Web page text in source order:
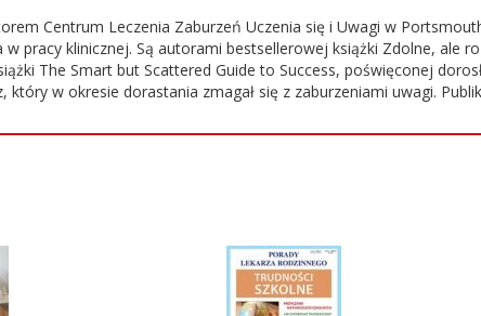
Centrum Leczenia Zaburzeń Uczenia się i Uwagi w
pracy klinicznej. Są autorami bestsellerowej książki Zdolne, ale
The Smart but Scattered Guide to Success, poświęconej
który w okresie dorastania zmagał się z zaburzeniami uwagi.